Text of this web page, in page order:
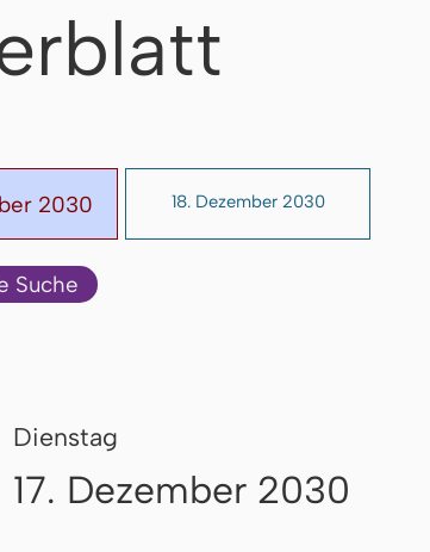
2030 18. Dezember 2030
Suche
Dienstag
17. Dezember 2030